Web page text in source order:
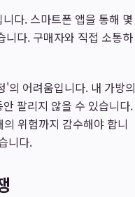
다. 스마트폰 앱을 통해 몇
니다. 구매자와 직접 소통하
의 어려움입니다. 내 가방의
팔리지 않을 수 있습니다.
위험까지 감수해야 합니
니다.